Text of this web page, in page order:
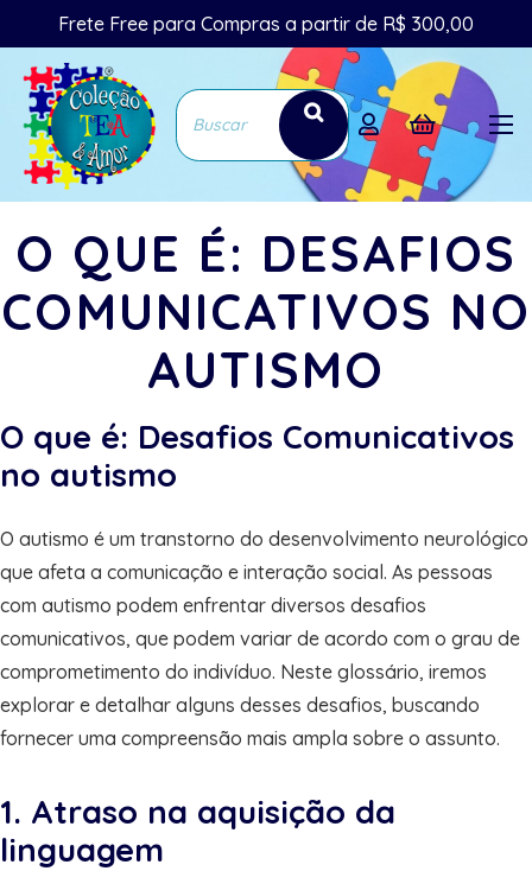
Frete Free para Compras a partir de R$ 300,00
O QUE É: DESAFIOS
COMUNICATIVOS NO
AUTISMO
O que é: Desafios Comunicativos
no autismo
O autismo é um transtorno do desenvolvimento neurológico
que afeta a comunicação e interação social. As pessoas
com autismo podem enfrentar diversos desafios
comunicativos, que podem variar de acordo com o grau de
comprometimento do indivíduo. Neste glossário, iremos
explorar e detalhar alguns desses desafios, buscando
fornecer uma compreensão mais ampla sobre o assunto.
1. Atraso na aquisição da
linguagem